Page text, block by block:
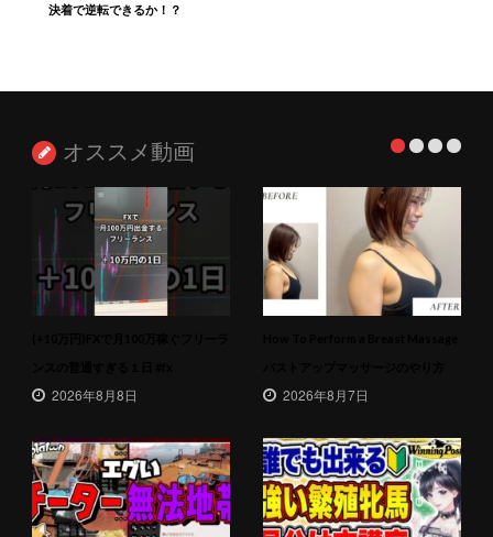
決着で逆転できるか！？
オススメ動画
2026年8月8日 2026年8月7日